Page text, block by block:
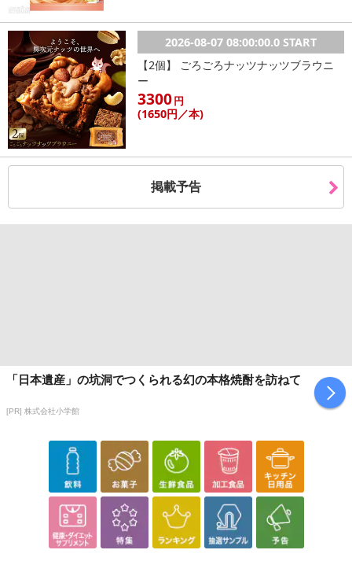
2026-08-07 08:00:00.0 START
【2個】 ごろごろナッツナッツブラウニ
ー
3300円
(1650円／本)
掲載予告
「日本遺産」の坑洞でつくられる幻の本格焼酎を訪ねて
[PR] 株式会社小学館